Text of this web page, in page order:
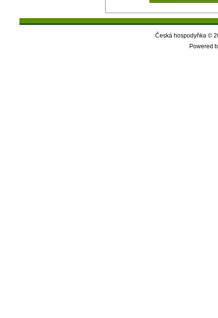
Česká hospodyňka ©
Powered